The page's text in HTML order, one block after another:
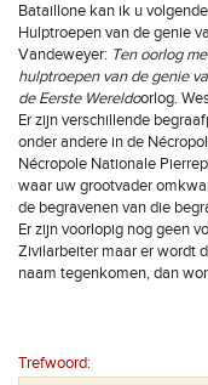
Bataillone kan ik u
Hulptroepen van de genie
Vandeweyer: Ten oorlog
hulptroepen van de genie
de Eerste Wereldoorlog.
Er zijn verschillende
onder andere in de
Nécropole Nationale
waar uw grootvader
de begravenen van die
Er zijn voorlopig nog geen
Zivilarbeiter maar er wordt
naam tegenkomen, dan
Trefwoord: